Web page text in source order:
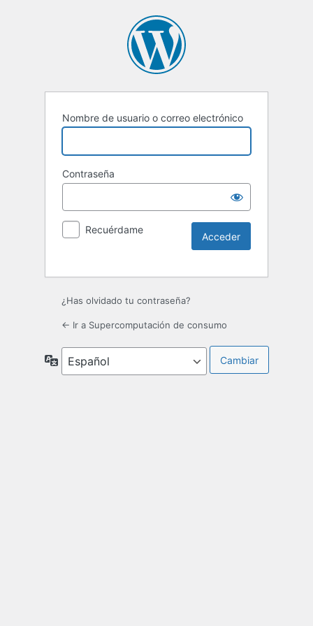
Nombre de usuario o correo electrónico
Contraseña
Recuérdame
¿Has olvidado tu contraseña?
← Ir a Supercomputación de consumo
Idioma